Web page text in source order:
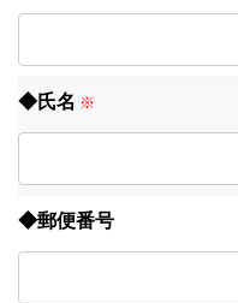
◆氏名 ※
◆郵便番号